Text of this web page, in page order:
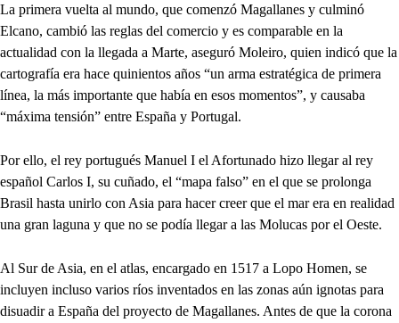
La primera vuelta al mundo, que comenzó Magallanes y culminó
Elcano, cambió las reglas del comercio y es comparable en la
actualidad con la llegada a Marte, aseguró Moleiro, quien indicó que la
cartografía era hace quinientos años “un arma estratégica de primera
línea, la más importante que había en esos momentos”, y causaba
“máxima tensión” entre España y Portugal.
Por ello, el rey portugués Manuel I el Afortunado hizo llegar al rey
español Carlos I, su cuñado, el “mapa falso” en el que se prolonga
Brasil hasta unirlo con Asia para hacer creer que el mar era en realidad
una gran laguna y que no se podía llegar a las Molucas por el Oeste.
Al Sur de Asia, en el atlas, encargado en 1517 a Lopo Homen, se
incluyen incluso varios ríos inventados en las zonas aún ignotas para
disuadir a España del proyecto de Magallanes. Antes de que la corona